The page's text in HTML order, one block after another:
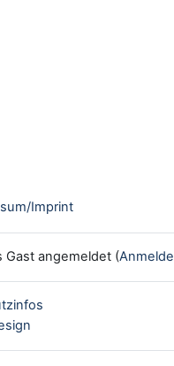
Imprint
Gast angemeldet (